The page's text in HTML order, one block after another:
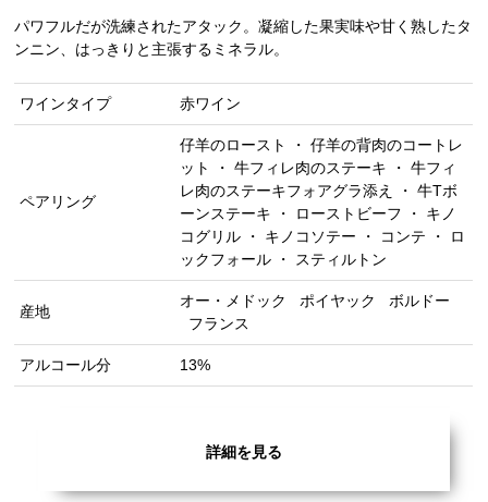
パワフルだが洗練されたアタック。凝縮した果実味や甘く熟したタ
ンニン、はっきりと主張するミネラル。
ワインタイプ 赤ワイン
ペアリング
仔羊のロースト ・ 仔羊の背肉のコートレ
ット ・ 牛フィレ肉のステーキ ・ 牛フィ
レ肉のステーキフォアグラ添え ・ 牛Tボ
ーンステーキ ・ ローストビーフ ・ キノ
コグリル ・ キノコソテー ・ コンテ ・ ロ
ックフォール ・ スティルトン
産地
オー・メドック ポイヤック
ボルドー
フランス
アルコール分 13%
詳細を見る